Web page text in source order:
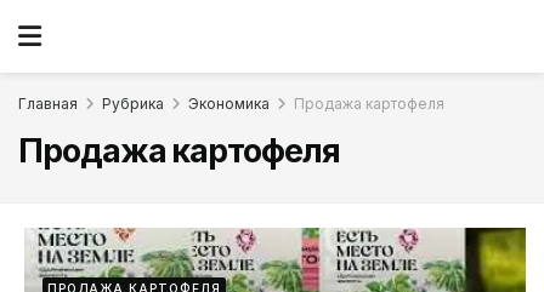
Главная Рубрика Экономика Продажа картофеля
Продажа картофеля
ПРОДАЖА КАРТОФЕЛЯ